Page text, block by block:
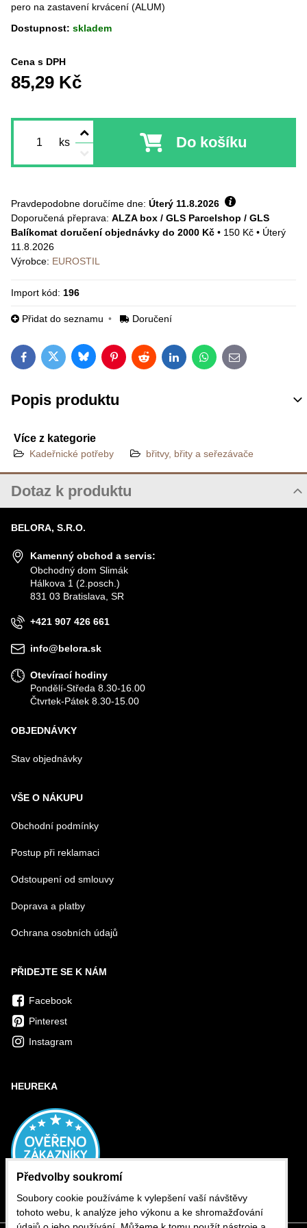
pero na zastavení krvácení (ALUM)
Dostupnost: skladem
Cena s DPH
85,29 Kč
ks Do košíku
Pravdepodobne doručíme dne: Úterý 11.8.2026
ALZA box / GLS Parcelshop / GLS
Balíkomat doručení objednávky do 2000 Kč • 150 Kč • Úterý
11.8.2026
Výrobce: EUROSTIL
Import kód: 196
Přidat do seznamu Doručení
FacebookTwitterBlueskyPinterestRedditLinkedInWhatsApp
E-mail
Popis produktu
Více z kategorie
Kadeřnické potřeby břitvy, břity a seřezávače
Dotaz k produktu
JMÉNO
VÁŠ E-MAIL
BELORA, S.R.O.
Kamenný obchod a servis:
Obchodný dom Slimák
Hálkova 1 (2.posch.)
831 03 Bratislava, SR
+421 907 426 661
info@belora.sk
Otevírací hodiny
Pondělí-Středa 8.30-16.00
Čtvrtek-Pátek 8.30-15.00
OBJEDNÁVKY
Stav objednávky
VŠE O NÁKUPU
Obchodní podmínky
Postup při reklamaci
Odstoupení od smlouvy
Doprava a platby
Ochrana osobních údajů
PŘIDEJTE SE K NÁM
Facebook
Pinterest
Instagram
HEUREKA
Předvolby soukromí
Soubory cookie používáme k vylepšení vaší návštěvy
tohoto webu, k analýze jeho výkonu a ke shromažďování